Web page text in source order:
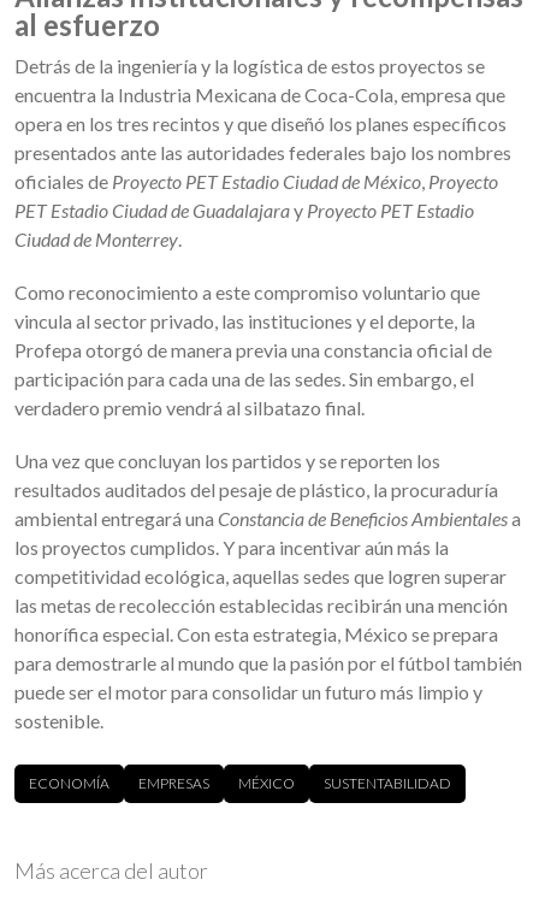
al esfuerzo
Detrás de la ingeniería y la logística de estos proyectos se
encuentra la Industria Mexicana de Coca-Cola, empresa que
opera en los tres recintos y que diseñó los planes específicos
presentados ante las autoridades federales bajo los nombres
oficiales de Proyecto PET Estadio Ciudad de México, Proyecto
PET Estadio Ciudad de Guadalajaray Proyecto PET Estadio
Ciudad de Monterrey.
Como reconocimiento a este compromiso voluntario que
vincula al sector privado, las instituciones y el deporte, la
Profepa otorgó de manera previa una constancia oficial de
participación para cada una de las sedes. Sin embargo, el
verdadero premio vendrá al silbatazo final.
Una vez que concluyan los partidos y se reporten los
resultados auditados del pesaje de plástico, la procuraduría
ambiental entregará una Constancia de Beneficios Ambientalesa
los proyectos cumplidos. Y para incentivar aún más la
competitividad ecológica, aquellas sedes que logren superar
las metas de recolección establecidas recibirán una mención
honorífica especial. Con esta estrategia, México se prepara
para demostrarle al mundo que la pasión por el fútbol también
puede ser el motor para consolidar un futuro más limpio y
sostenible.
ECONOMÍA EMPRESAS MÉXICO SUSTENTABILIDAD
Más acerca del autor